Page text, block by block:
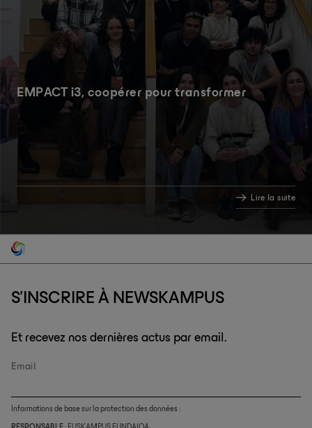
EMPACT i3, coopérer pour transformer
Lire la suite
S'INSCRIRE À NEWSKAMPUS
Et recevez nos dernières actus par email.
Email
Informations de base sur la protection des données :